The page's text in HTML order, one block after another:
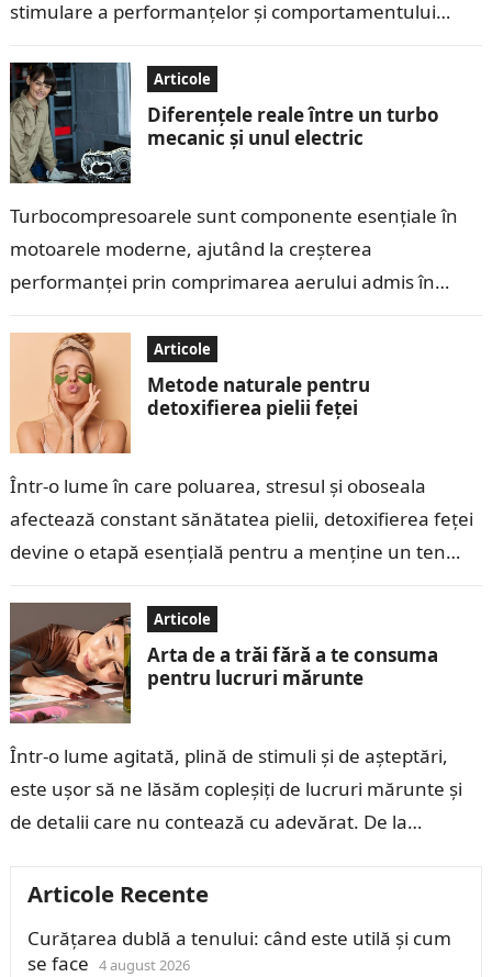
stimulare a performanțelor și comportamentului
pe…
Articole
Diferențele reale între un turbo
mecanic și unul electric
Turbocompresoarele sunt componente esențiale în
motoarele moderne, ajutând la creșterea
performanței prin comprimarea aerului admis în
pe piață au…
Articole
Metode naturale pentru
detoxifierea pielii feței
Într-o lume în care poluarea, stresul și oboseala
afectează constant sănătatea pielii, detoxifierea feței
devine o etapă esențială pentru a menține un ten
Articole
Arta de a trăi fără a te consuma
pentru lucruri mărunte
Într-o lume agitată, plină de stimuli și de așteptări,
este ușor să ne lăsăm copleșiți de lucruri mărunte și
de detalii care nu contează cu adevărat. De la…
Articole Recente
Curățarea dublă a tenului: când este utilă și cum
se face 4 august 2026